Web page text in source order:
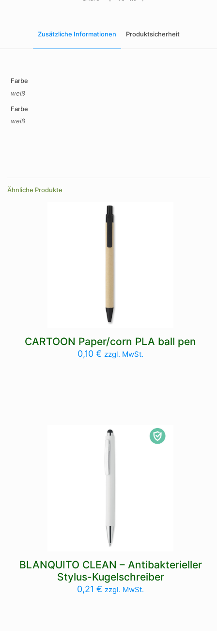
Zusätzliche Informationen Produktsicherheit
Farbe
weiß
Farbe
weiß
Ähnliche Produkte
CARTOON Paper/corn PLA ball pen
0,10€ zzgl. MwSt.
BLANQUITO CLEAN – Antibakterieller
Stylus-Kugelschreiber
0,21€ zzgl. MwSt.